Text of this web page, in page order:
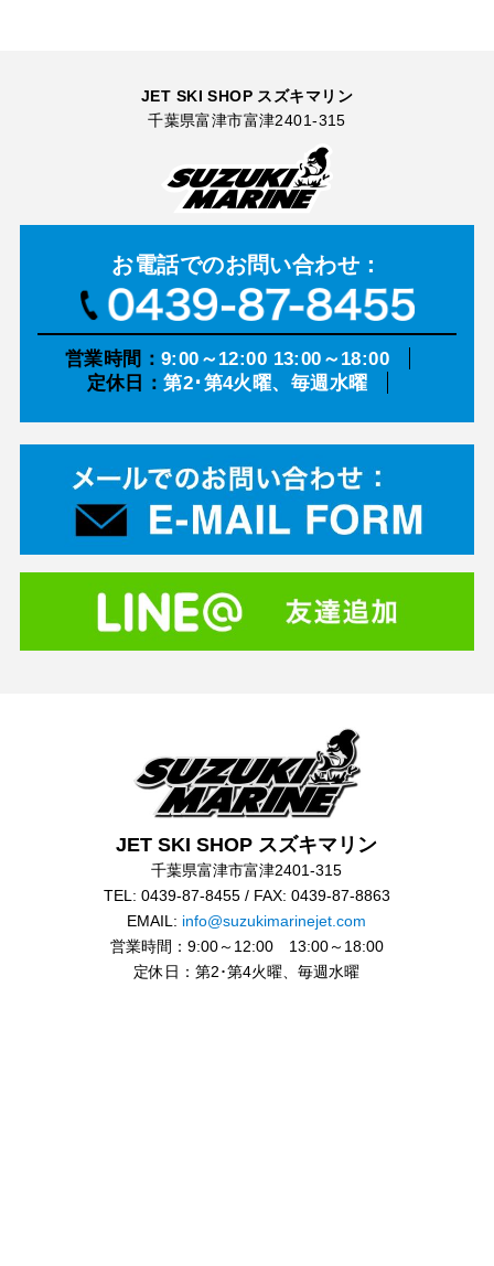
JET SKI SHOP スズキマリン
千葉県富津市富津2401-315
お電話でのお問い合わせ：
営業時間： 9:00～12:00 13:00～18:00
定休日：第2･第4火曜、毎週水曜
JET SKI SHOP スズキマリン
千葉県富津市富津2401-315
TEL: 0439-87-8455 / FAX: 0439-87-8863
EMAIL: info@suzukimarinejet.com
営業時間：9:00～12:00 13:00～18:00
定休日：第2･第4火曜、毎週水曜